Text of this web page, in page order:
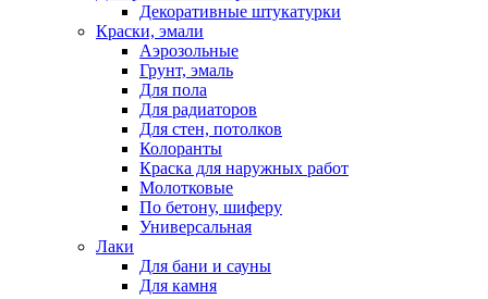
Декоративные штукатурки
Краски, эмали
Аэрозольные
Грунт, эмаль
Для пола
Для радиаторов
Для стен, потолков
Колоранты
Краска для наружных работ
Молотковые
По бетону, шиферу
Универсальная
Лаки
Для бани и сауны
Для камня